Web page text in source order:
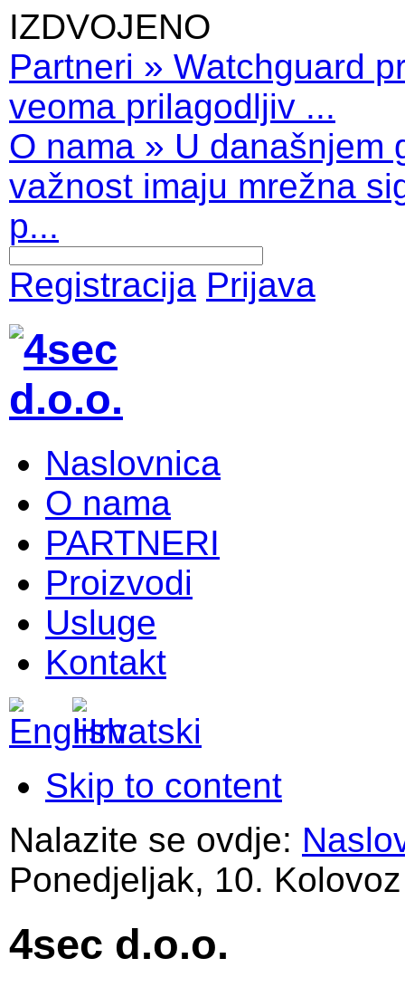
IZDVOJENO
Partneri » Watchguard
veoma prilagodljiv ...
O nama » U današnjem
važnost imaju mrežna
p...
Registracija Prijava
Naslovnica
O nama
PARTNERI
Proizvodi
Usluge
Kontakt
Skip to content
Nalazite se ovdje:
Ponedjeljak, 10.
4sec d.o.o.